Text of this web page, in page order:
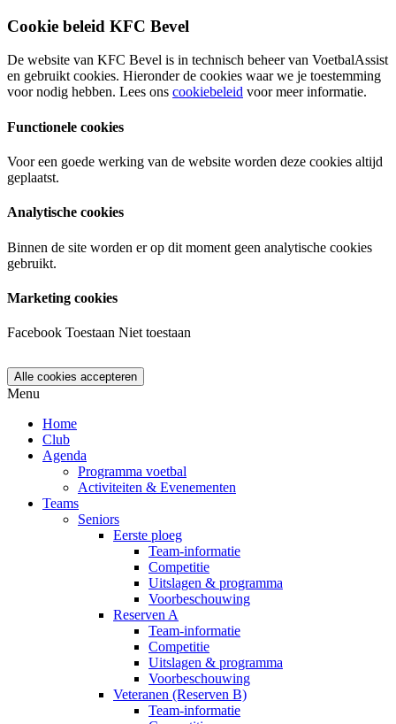
Cookie beleid KFC Bevel
De website van KFC Bevel is in technisch beheer van VoetbalAssist
en gebruikt cookies. Hieronder de cookies waar we je toestemming
voor nodig hebben. Lees ons cookiebeleid voor meer informatie.
Functionele cookies
Voor een goede werking van de website worden deze cookies altijd
geplaatst.
Analytische cookies
Binnen de site worden er op dit moment geen analytische cookies
gebruikt.
Marketing cookies
Facebook Toestaan Niet toestaan
Menu
Home
Club
Agenda
Programma voetbal
Activiteiten & Evenementen
Teams
Seniors
Eerste ploeg
Team-informatie
Competitie
Uitslagen & programma
Voorbeschouwing
Reserven A
Team-informatie
Competitie
Uitslagen & programma
Voorbeschouwing
Veteranen (Reserven B)
Team-informatie